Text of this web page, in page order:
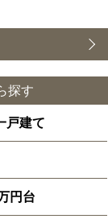
探す
戸建て
円台